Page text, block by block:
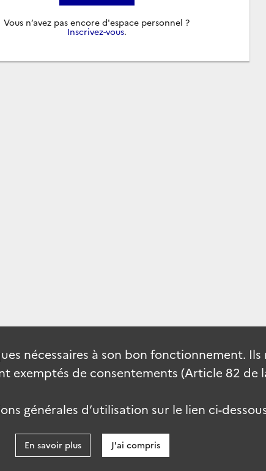
Vous n’avez pas encore d'espace personnel ?
Inscrivez-vous.
nécessaires à son bon fonctionnement.
exemptés de consentements (Article 82 de
générales d’utilisation sur le lien ci-
En savoir plus J'ai compris